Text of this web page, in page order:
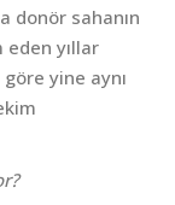
donör sahanın
eden yıllar
yine aynı